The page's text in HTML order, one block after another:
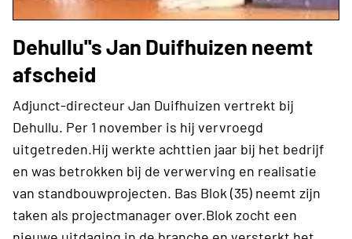
Dehullu''s Jan Duifhuizen neemt
afscheid
Adjunct-directeur Jan Duifhuizen vertrekt bij
Dehullu. Per 1 november is hij vervroegd
uitgetreden.Hij werkte achttien jaar bij het bedrijf
en was betrokken bij de verwerving en realisatie
van standbouwprojecten. Bas Blok (35) neemt zijn
taken als projectmanager over.Blok zocht een